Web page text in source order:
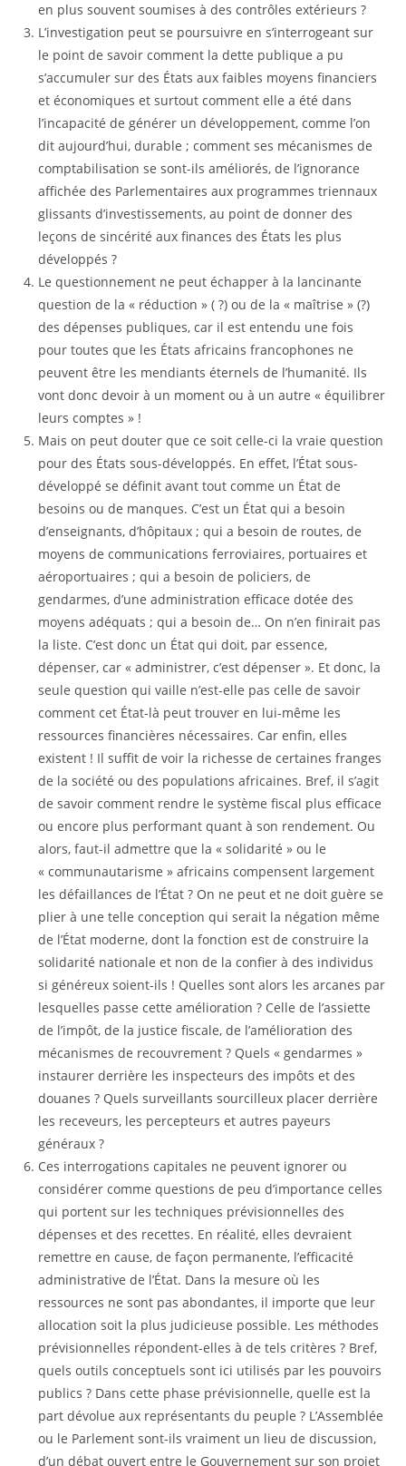
en plus souvent soumises à des contrôles extérieurs ?
L’investigation peut se poursuivre en s’interrogeant sur
le point de savoir comment la dette publique a pu
s’accumuler sur des États aux faibles moyens financiers
et économiques et surtout comment elle a été dans
l’incapacité de générer un développement, comme l’on
dit aujourd’hui, durable ; comment ses mécanismes de
comptabilisation se sont-ils améliorés, de l’ignorance
affichée des Parlementaires aux programmes triennaux
glissants d’investissements, au point de donner des
leçons de sincérité aux finances des États les plus
développés ?
Le questionnement ne peut échapper à la lancinante
question de la « réduction » ( ?) ou de la « maîtrise » (?)
des dépenses publiques, car il est entendu une fois
pour toutes que les États africains francophones ne
peuvent être les mendiants éternels de l’humanité. Ils
vont donc devoir à un moment ou à un autre « équilibrer
leurs comptes » !
Mais on peut douter que ce soit celle-ci la vraie question
pour des États sous-développés. En effet, l’État sous-
développé se définit avant tout comme un État de
besoins ou de manques. C’est un État qui a besoin
d’enseignants, d’hôpitaux ; qui a besoin de routes, de
moyens de communications ferroviaires, portuaires et
aéroportuaires ; qui a besoin de policiers, de
gendarmes, d’une administration efficace dotée des
moyens adéquats ; qui a besoin de… On n’en finirait pas
la liste. C’est donc un État qui doit, par essence,
dépenser, car « administrer, c’est dépenser ». Et donc, la
seule question qui vaille n’est-elle pas celle de savoir
comment cet État-là peut trouver en lui-même les
ressources financières nécessaires. Car enfin, elles
existent ! Il suffit de voir la richesse de certaines franges
de la société ou des populations africaines. Bref, il s’agit
de savoir comment rendre le système fiscal plus efficace
ou encore plus performant quant à son rendement. Ou
alors, faut-il admettre que la « solidarité » ou le
« communautarisme » africains compensent largement
les défaillances de l’État ? On ne peut et ne doit guère se
plier à une telle conception qui serait la négation même
de l’État moderne, dont la fonction est de construire la
solidarité nationale et non de la confier à des individus
si généreux soient-ils ! Quelles sont alors les arcanes par
lesquelles passe cette amélioration ? Celle de l’assiette
de l’impôt, de la justice fiscale, de l’amélioration des
mécanismes de recouvrement ? Quels « gendarmes »
instaurer derrière les inspecteurs des impôts et des
douanes ? Quels surveillants sourcilleux placer derrière
les receveurs, les percepteurs et autres payeurs
généraux ?
Ces interrogations capitales ne peuvent ignorer ou
considérer comme questions de peu d’importance celles
qui portent sur les techniques prévisionnelles des
dépenses et des recettes. En réalité, elles devraient
remettre en cause, de façon permanente, l’efficacité
administrative de l’État. Dans la mesure où les
ressources ne sont pas abondantes, il importe que leur
allocation soit la plus judicieuse possible. Les méthodes
prévisionnelles répondent-elles à de tels critères ? Bref,
quels outils conceptuels sont ici utilisés par les pouvoirs
publics ? Dans cette phase prévisionnelle, quelle est la
part dévolue aux représentants du peuple ? L’Assemblée
ou le Parlement sont-ils vraiment un lieu de discussion,
d’un débat ouvert entre le Gouvernement sur son projet